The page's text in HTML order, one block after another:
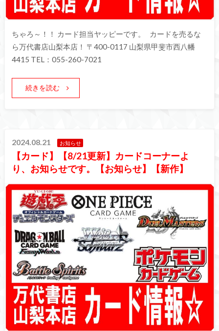
ちゃろ～！！ カード担当ヤッピーです。 カードを売るな
ら万代書店山梨本店！ 〒400-0117 山梨県甲斐市西八幡
4415 TEL：055-260-7021
続きを読む
2024.08.21 お知らせ
【カード】【8/21更新】カードコーナーよ
り、お知らせです。【お知らせ】【新作】